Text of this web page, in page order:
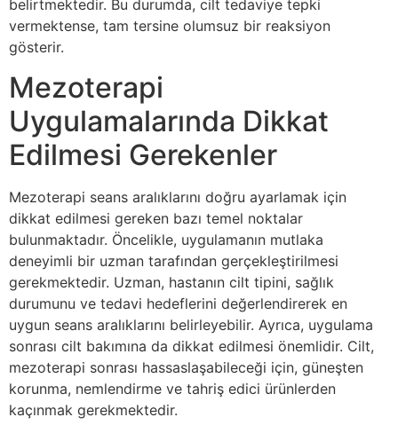
belirtmektedir. Bu durumda, cilt tedaviye tepki
vermektense, tam tersine olumsuz bir reaksiyon
gösterir.
Mezoterapi
Uygulamalarında Dikkat
Edilmesi Gerekenler
Mezoterapi seans aralıklarını doğru ayarlamak için
dikkat edilmesi gereken bazı temel noktalar
bulunmaktadır. Öncelikle, uygulamanın mutlaka
deneyimli bir uzman tarafından gerçekleştirilmesi
gerekmektedir. Uzman, hastanın cilt tipini, sağlık
durumunu ve tedavi hedeflerini değerlendirerek en
uygun seans aralıklarını belirleyebilir. Ayrıca, uygulama
sonrası cilt bakımına da dikkat edilmesi önemlidir. Cilt,
mezoterapi sonrası hassaslaşabileceği için, güneşten
korunma, nemlendirme ve tahriş edici ürünlerden
kaçınmak gerekmektedir.